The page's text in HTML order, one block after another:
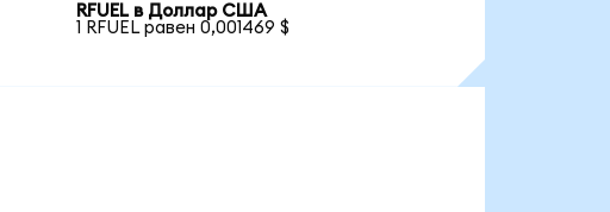
RFUEL в Доллар США
1 RFUEL равен 0,001469 $